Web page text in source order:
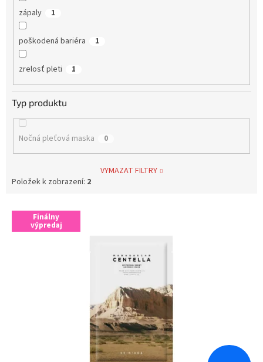
zápaly 1
poškodená bariéra 1
zrelosť pleti 1
Typ produktu
Nočná pleťová maska 0
VYMAZAT FILTRY
Položek k zobrazení: 2
V
p
Finálny
výpredaj